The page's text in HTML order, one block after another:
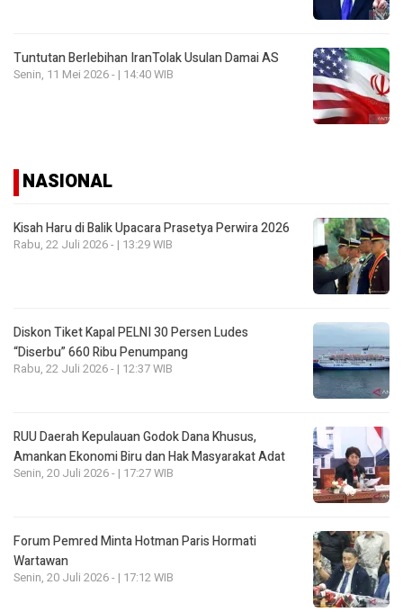
Tuntutan Berlebihan IranTolak Usulan Damai AS
Senin, 11 Mei 2026 - | 14:40 WIB
NASIONAL
Kisah Haru di Balik Upacara Prasetya Perwira 2026
Rabu, 22 Juli 2026 - | 13:29 WIB
Diskon Tiket Kapal PELNI 30 Persen Ludes
“Diserbu” 660 Ribu Penumpang
Rabu, 22 Juli 2026 - | 12:37 WIB
RUU Daerah Kepulauan Godok Dana Khusus,
Amankan Ekonomi Biru dan Hak Masyarakat Adat
Senin, 20 Juli 2026 - | 17:27 WIB
Forum Pemred Minta Hotman Paris Hormati
Wartawan
Senin, 20 Juli 2026 - | 17:12 WIB